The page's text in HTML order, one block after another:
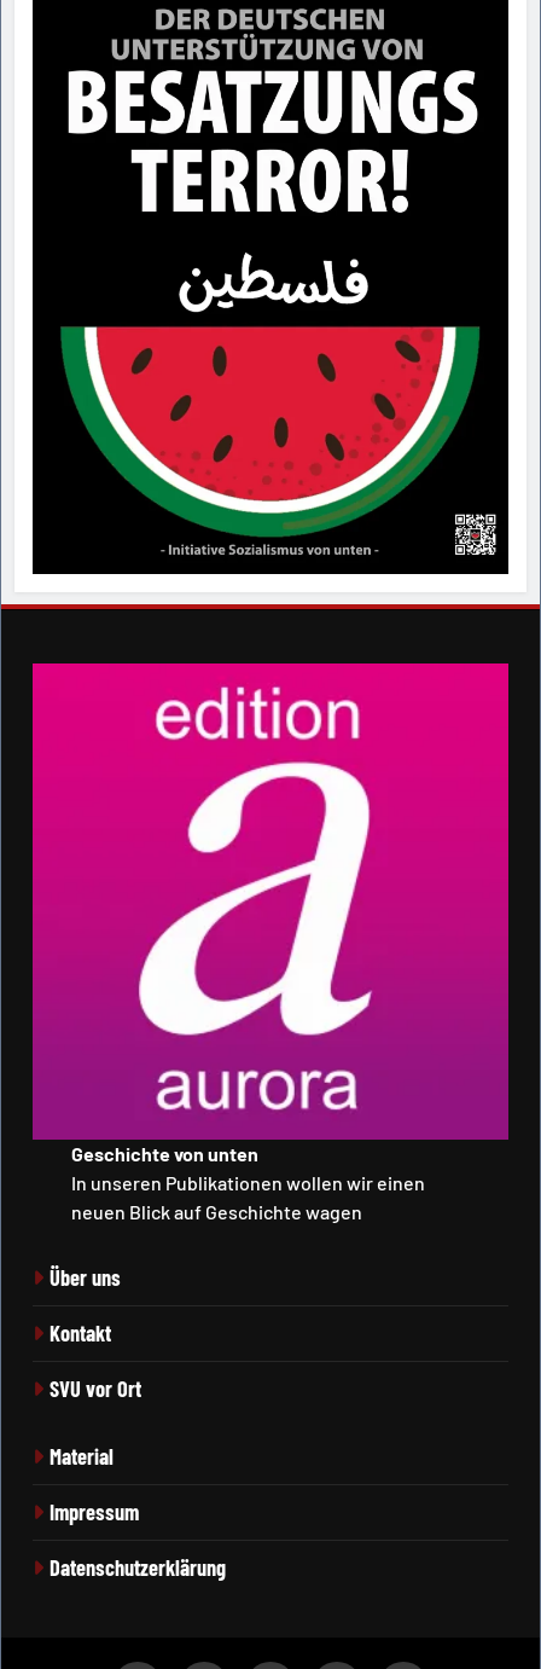
Geschichte von unten
In unseren Publikationen wollen wir einen
neuen Blick auf Geschichte wagen
Über uns
Kontakt
SVU vor Ort
Material
Impressum
Datenschutzerklärung